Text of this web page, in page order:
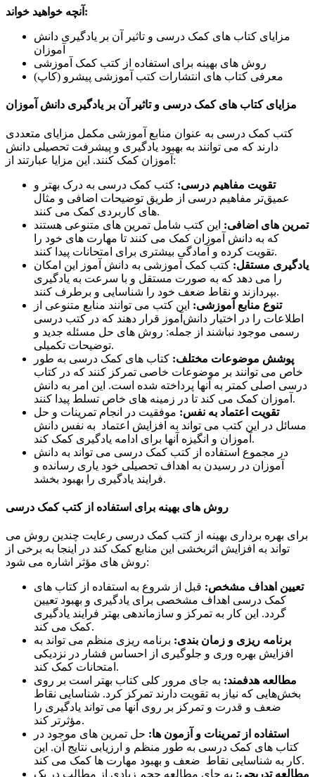
آنچه خواهید خواند:
مزایای کتاب های کمک درسی و تاثیر آن بر یادگیری دانش
آموزان
روش های بهینه برای استفاده از کتب کمک آموزشی
معرفی کتاب های انتشارات کتب آموزشی پیشرو (کاپ)
مزایای کتاب های کمک درسی و تاثیر آن بر یادگیری دانش آموزان
کتب کمک درسی به عنوان منابع آموزشی مکمل مزایای متعددی
دارند که می توانند به بهبود یادگیری و پیشرفت تحصیلی دانش
آموزان کمک کنند. این مزایا عبارتند از:
تقویت مفاهیم درسی: کتب کمک درسی به درک بهتر و
عمیق‌تر مفاهیم درسی از طریق توضیحات اضافی و مثال
های کاربردی کمک می کنند.
تمرین های اضافی: این کتب شامل تمرین های متنوعی هستند
که به دانش آموزان کمک می کنند تا مهارت های خود را
تقویت کرده و آمادگی بیشتری برای امتحانات پیدا کنند.
یادگیری مستقل: کتب کمک آموزشی به دانش آموز این امکان
را می دهد که به صورت مستقل و با سرعت به یادگیری
بپردازند و نقاط ضعف خود را شناسایی و برطرف کنند.
تنوع منابع آموزشی: این کتب می توانند منابع متنوعی از
اطلاعات را در اختیار دانش‌آموز قرار دهند که در کتب درسی
رسمی موجود نباشند از جمله: روش های حل مسئله جدید و
توضیحات تکمیلی.
پوشش موضوعات مختلف: کتاب های کمک درسی به طور
خاص می توانند بر موضوعات خاصی تمرکز کنند که در کتاب
درسی اصلی کمتر به آنها پرداخته شده است. این امر به دانش
آموزان کمک می کند تا در زمینه های خاص تسلط پیدا کنند.
تقویت اعتماد به نفس: موفقیت در انجام تمرینات و حل
مسائل در این کتب می تواند به افزایش اعتماد به نفس دانش
آموزان و انگیزه آنها برای ادامه یادگیری کمک کند.
در مجموع استفاده از کتب کمک درسی می تواند به دانش
آموزان در رسیدن به اهداف تحصیلی خود یاری رسانده و
فرایند یادگیری را بهبود بخشد.
روش های بهینه برای استفاده از کتب کمک درسی
برای بهره برداری بهینه از کتب کمک درسی رعایت چندین روش می
تواند به افزایش اثربخشی این منابع کمک کند در اینجا به برخی از
روش های مؤثر اشاره می شود:
تعیین اهداف مشخص: قبل از شروع به استفاده از کتاب های
کمک درسی اهداف مشخصی برای یادگیری و بهبود تعیین
گردد. این کار به تمرکز و سازماندهی بهتر فرایند یادگیری
کمک می کند.
برنامه ریزی و زمان بندی: برنامه ریزی منظم می تواند به
افزایش بهره وری و جلوگیری از احساس فشار در نزدیکی
امتحانات کمک کند.
مطالعه هدفمند: به جای مرور کلی کتاب بهتر است بر روی
بخش‌هایی که نیاز به تقویت دارند تمرکز کرد. شناسایی نقاط
ضعف و قدرت و تمرکز بر روی آنها می تواند یادگیری را
مؤثرتر کند.
استفاده از تمرینات و آزمون ها: حل تمرین های موجود در
کتاب های کمک درسی به طور منظم و ارزیابی نتایج آن. این
کار به شناسایی نقاط ضعف و بهبود مهارت ها کمک می کند.
مطالعه تدریجی: به جای مطالعه حجم زیادی از مطالب در یک